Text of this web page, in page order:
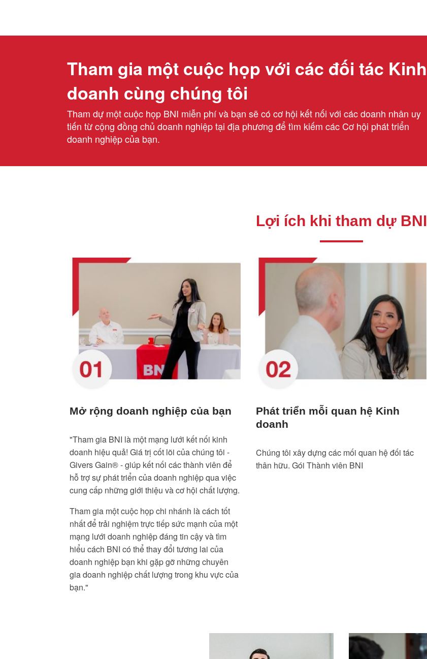
Tham gia một cuộc họp với các đối tác Kinh
doanh cùng chúng tôi
Tham dự một cuộc họp BNI miễn phí và bạn sẽ có cơ hội kết nối với các doanh nhân uy
tiến từ cộng đồng chủ doanh nghiệp tại địa phương để tìm kiếm các Cơ hội phát triển
doanh nghiệp của bạn.
Lợi ích khi tham dự BNI
Mở rộng doanh nghiệp của bạn
"Tham gia BNI là một mạng lưới kết nối kinh
doanh hiệu quả! Giá trị cốt lõi của chúng tôi -
Givers Gain® - giúp kết nối các thành viên để
hỗ trợ sự phát triển của doanh nghiệp qua việc
cung cấp những giới thiệu và cơ hội chất lượng.
Tham gia một cuộc họp chi nhánh là cách tốt
nhất để trải nghiệm trực tiếp sức mạnh của một
mạng lưới doanh nghiệp đáng tin cậy và tìm
hiểu cách BNI có thể thay đổi tương lai của
doanh nghiệp bạn khi gặp gỡ những chuyên
gia doanh nghiệp chất lượng trong khu vực của
bạn."
Phát triển mỗi quan hệ Kinh
doanh
Chúng tôi xây dựng các mối quan hệ đối tác
thân hữu. Gói Thành viên BNI